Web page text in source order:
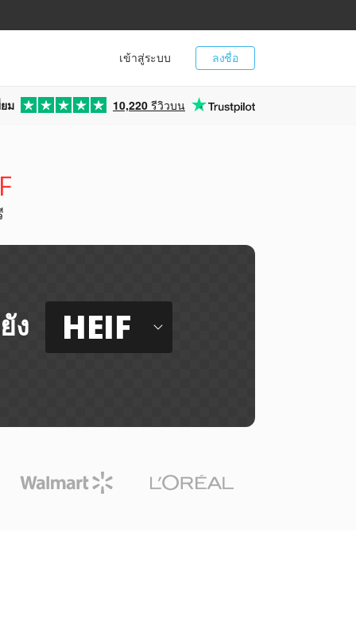
ลงชื่อ
เข้าสู่ระบบ
ม 10,220 รีวิวบน
ง HEIF